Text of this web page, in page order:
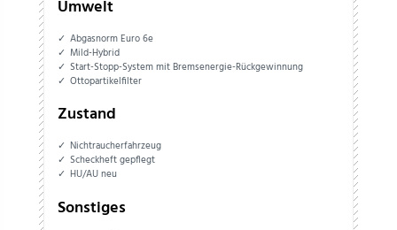
Umwelt
Abgasnorm Euro 6e
Mild-Hybrid
Start-Stopp-System mit Bremsenergie-Rückgewinnung
Ottopartikelfilter
Zustand
Nichtraucherfahrzeug
Scheckheft gepflegt
HU/AU neu
Sonstiges